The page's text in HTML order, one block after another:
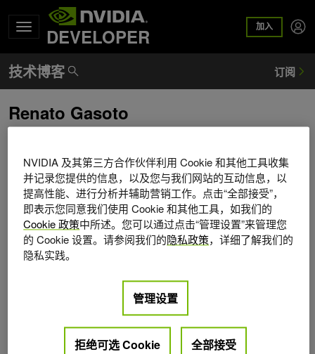
DEVELOPER 加入
Renato Gasoto
Posts by Renato Gasoto
NVIDIA 及其第三方合作伙伴利用 Cookie 和其他工具收集
并记录您提供的信息，以及您与我们网站的互动信息，以
提高性能、进行分析并辅助营销工作。点击“全部接受”，
即表示您同意我们使用 Cookie 和其他工具，如我们的
Cookie 政策中所述。您可以通过点击“管理设置”来管理您
的 Cookie 设置。请参阅我们的隐私政策，详细了解我们的
隐私实践。
管理设置
拒绝可选 Cookie 全部接受